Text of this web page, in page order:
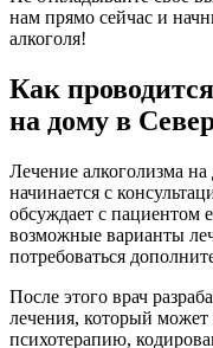
нам прямо сейчас и
алкоголя!
Как
на дому в
Лечение алкоголизма
начинается с
обсуждает с пациентом
возможные варианты
потребоваться
После этого врач
лечения, который
психотерапию,